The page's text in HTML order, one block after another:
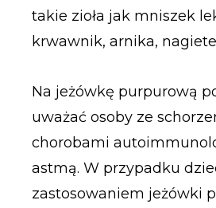
takie zioła jak mniszek
krwawnik, arnika,
Na jeżówkę purpurową
uważać osoby ze
chorobami
astmą. W przypadku
zastosowaniem jeżówki